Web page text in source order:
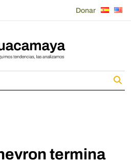
Donar
termina